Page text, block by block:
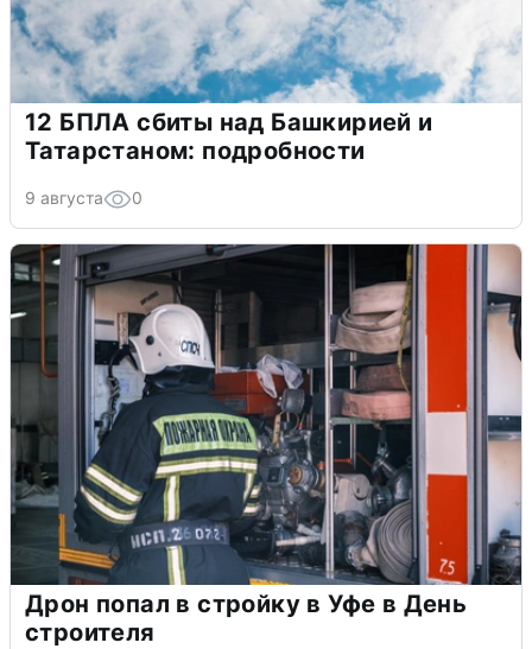
12 БПЛА сбиты над Башкирией и
Татарстаном: подробности
9 августа 0
Дрон попал в стройку в Уфе в День
строителя